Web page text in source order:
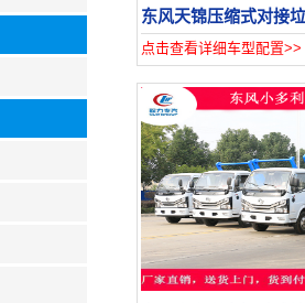
东风天锦压缩式对接
点击查看详细车型配置>>